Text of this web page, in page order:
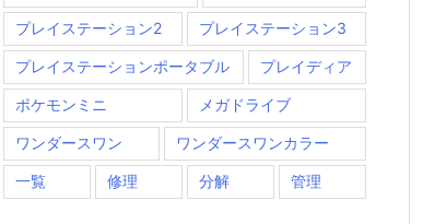
プレイステーション2 プレイステーション3
プレイステーションポータブル プレイディア
ポケモンミニ メガドライブ
ワンダースワン ワンダースワンカラー
一覧 修理 分解 管理